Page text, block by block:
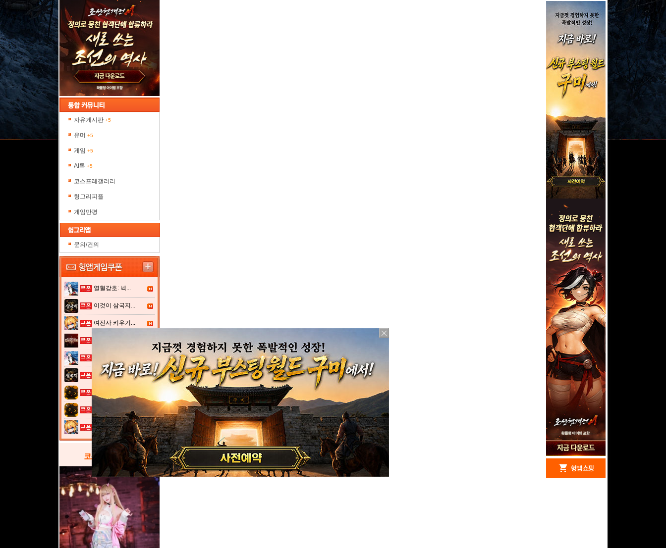
자유게시판 +5
유머 +5
게임 +5
AI톡 +5
코스프레갤러리
헝그리피플
게임만평
문의/건의
열혈강호: 넥...
이것이 삼국지...
여전사 키우기...
이것이 삼국지...
고양이 낚시터...
여전사 키우기...
코스프레 갤러리
shopping_cart 헝앱 쇼핑